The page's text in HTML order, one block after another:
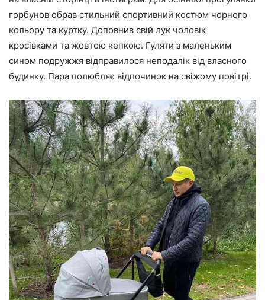
горбунов обрав стильний спортивний костюм чорного
кольору та куртку. Доповнив свій лук чоловік
кросівками та жовтою кепкою. Гуляти з маленьким
сином подружжя відправилося неподалік від власного
будинку. Пара полюбляє відпочинок на свіжому повітрі.